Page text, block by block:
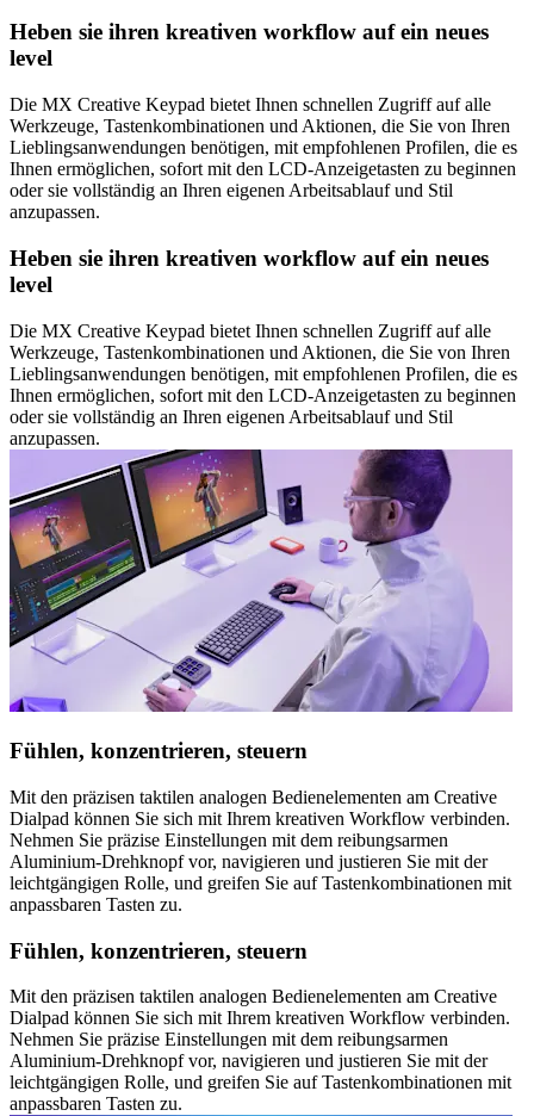
Heben sie ihren kreativen workflow auf ein neues
level
Die MX Creative Keypad bietet Ihnen schnellen Zugriff auf alle
Werkzeuge, Tastenkombinationen und Aktionen, die Sie von Ihren
Lieblingsanwendungen benötigen, mit empfohlenen Profilen, die es
Ihnen ermöglichen, sofort mit den LCD-Anzeigetasten zu beginnen
oder sie vollständig an Ihren eigenen Arbeitsablauf und Stil
anzupassen.
Heben sie ihren kreativen workflow auf ein neues
level
Die MX Creative Keypad bietet Ihnen schnellen Zugriff auf alle
Werkzeuge, Tastenkombinationen und Aktionen, die Sie von Ihren
Lieblingsanwendungen benötigen, mit empfohlenen Profilen, die es
Ihnen ermöglichen, sofort mit den LCD-Anzeigetasten zu beginnen
oder sie vollständig an Ihren eigenen Arbeitsablauf und Stil
anzupassen.
Fühlen, konzentrieren, steuern
Mit den präzisen taktilen analogen Bedienelementen am Creative
Dialpad können Sie sich mit Ihrem kreativen Workflow verbinden.
Nehmen Sie präzise Einstellungen mit dem reibungsarmen
Aluminium-Drehknopf vor, navigieren und justieren Sie mit der
leichtgängigen Rolle, und greifen Sie auf Tastenkombinationen mit
anpassbaren Tasten zu.
Fühlen, konzentrieren, steuern
Mit den präzisen taktilen analogen Bedienelementen am Creative
Dialpad können Sie sich mit Ihrem kreativen Workflow verbinden.
Nehmen Sie präzise Einstellungen mit dem reibungsarmen
Aluminium-Drehknopf vor, navigieren und justieren Sie mit der
leichtgängigen Rolle, und greifen Sie auf Tastenkombinationen mit
anpassbaren Tasten zu.